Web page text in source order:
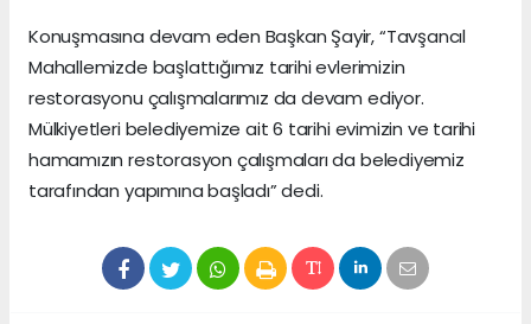
Konuşmasına devam eden Başkan Şayir, “Tavşancıl
Mahallemizde başlattığımız tarihi evlerimizin
restorasyonu çalışmalarımız da devam ediyor.
Mülkiyetleri belediyemize ait 6 tarihi evimizin ve tarihi
hamamızın restorasyon çalışmaları da belediyemiz
tarafından yapımına başladı” dedi.